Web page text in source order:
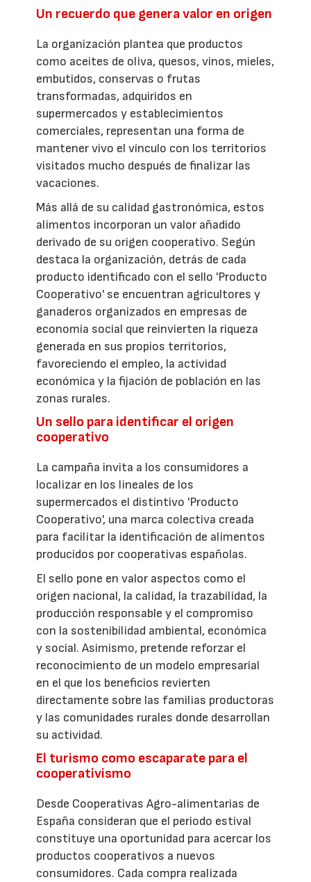
Un recuerdo que genera valor en origen
La organización plantea que productos
como aceites de oliva, quesos, vinos, mieles,
embutidos, conservas o frutas
transformadas, adquiridos en
supermercados y establecimientos
comerciales, representan una forma de
mantener vivo el vínculo con los territorios
visitados mucho después de finalizar las
vacaciones.
Más allá de su calidad gastronómica, estos
alimentos incorporan un valor añadido
derivado de su origen cooperativo. Según
destaca la organización, detrás de cada
producto identificado con el sello 'Producto
Cooperativo' se encuentran agricultores y
ganaderos organizados en empresas de
economía social que reinvierten la riqueza
generada en sus propios territorios,
favoreciendo el empleo, la actividad
económica y la fijación de población en las
zonas rurales.
Un sello para identificar el origen
cooperativo
La campaña invita a los consumidores a
localizar en los lineales de los
supermercados el distintivo 'Producto
Cooperativo', una marca colectiva creada
para facilitar la identificación de alimentos
producidos por cooperativas españolas.
El sello pone en valor aspectos como el
origen nacional, la calidad, la trazabilidad, la
producción responsable y el compromiso
con la sostenibilidad ambiental, económica
y social. Asimismo, pretende reforzar el
reconocimiento de un modelo empresarial
en el que los beneficios revierten
directamente sobre las familias productoras
y las comunidades rurales donde desarrollan
su actividad.
El turismo como escaparate para el
cooperativismo
Desde Cooperativas Agro-alimentarias de
España consideran que el periodo estival
constituye una oportunidad para acercar los
productos cooperativos a nuevos
consumidores. Cada compra realizada